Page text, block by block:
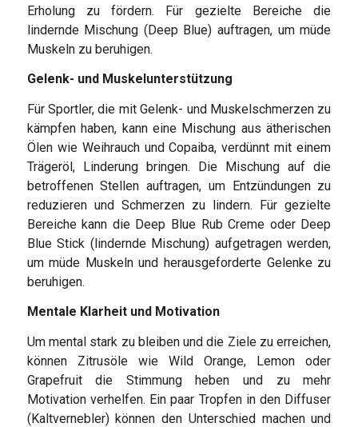
Erholung zu fördern. Für gezielte Bereiche die
lindernde Mischung (Deep Blue) auftragen, um müde
Muskeln zu beruhigen.
Gelenk- und Muskelunterstützung
Für Sportler, die mit Gelenk- und Muskelschmerzen zu
kämpfen haben, kann eine Mischung aus ätherischen
Ölen wie Weihrauch und Copaiba, verdünnt mit einem
Trägeröl, Linderung bringen. Die Mischung auf die
betroffenen Stellen auftragen, um Entzündungen zu
reduzieren und Schmerzen zu lindern. Für gezielte
Bereiche kann die Deep Blue Rub Creme oder Deep
Blue Stick (lindernde Mischung) aufgetragen werden,
um müde Muskeln und herausgeforderte Gelenke zu
beruhigen.
Mentale Klarheit und Motivation
Um mental stark zu bleiben und die Ziele zu erreichen,
können Zitrusöle wie Wild Orange, Lemon oder
Grapefruit die Stimmung heben und zu mehr
Motivation verhelfen. Ein paar Tropfen in den Diffuser
(Kaltvernebler) können den Unterschied machen und